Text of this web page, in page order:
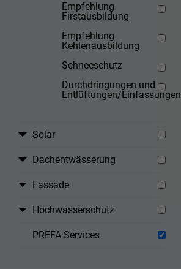
Empfehlung
Firstausbildung
Empfehlung
Kehlenausbildung
Schneeschutz
Durchdringungen und
Entlüftungen/Einfassungen
Solar
Dachentwässerung
Fassade
Hochwasserschutz
PREFA Services